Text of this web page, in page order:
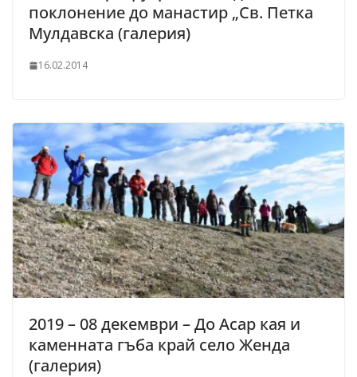
поклонение до манастир „Св. Петка
Мулдавска (галерия)
16.02.2014
2019 – 08 декември – До Асар кая и
каменната гъба край село Женда
(галерия)